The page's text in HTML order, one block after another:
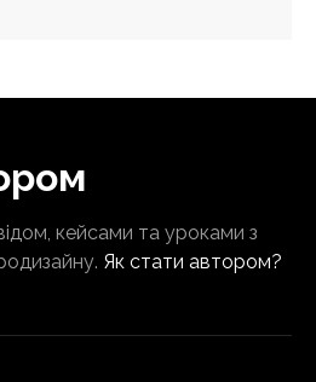
кейсами та уроками з
Як стати автором?